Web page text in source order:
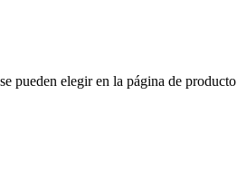
pueden elegir en la página de producto